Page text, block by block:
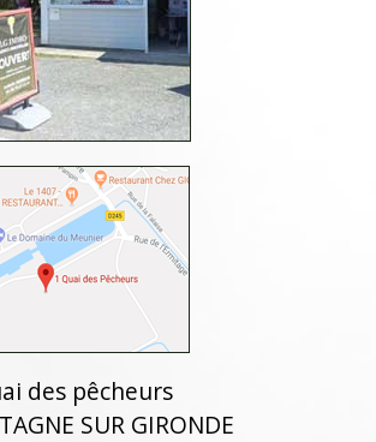
des pêcheurs
SUR GIRONDE